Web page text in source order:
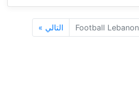
Football Lebanon التالي »